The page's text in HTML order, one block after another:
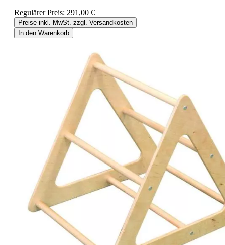
Regulärer Preis: 291,00 €
Preise inkl. MwSt. zzgl. Versandkosten
In den Warenkorb